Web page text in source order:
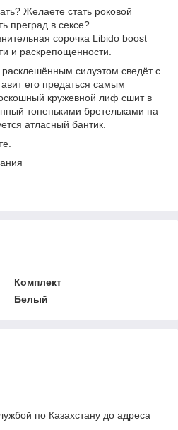
Желаете стать роковой
преград в сексе?
сорочка Libido boost
и раскрепощенности.
силуэтом сведёт с
его предаться самым
кружевной лиф сшит в
тоненькими бретельками на
атласный бантик.
Комплект
Белый
по Казахстану до адреса